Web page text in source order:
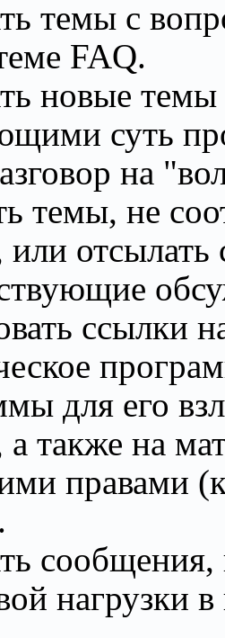
темы с
FAQ.
новые
суть
на
темы, не
ссылки
для его
а также на
правами
нагрузки